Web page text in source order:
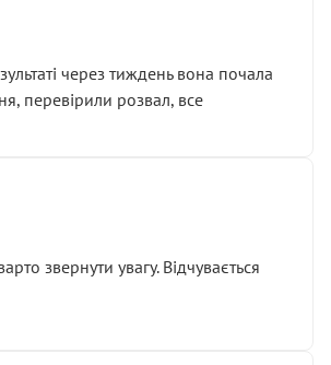
через тиждень вона почала
перевірили розвал, все
звернути увагу. Відчувається